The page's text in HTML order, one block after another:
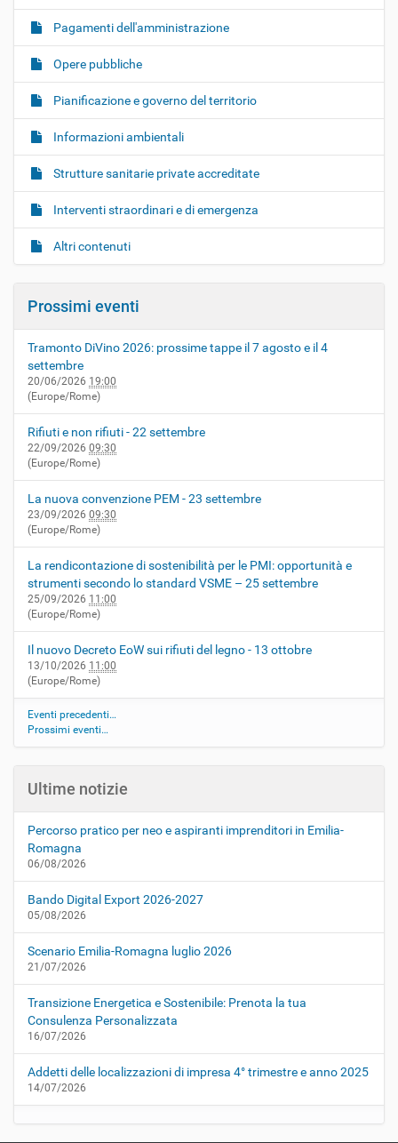
Pagamenti dell'amministrazione
Opere pubbliche
Pianificazione e governo del territorio
Informazioni ambientali
Strutture sanitarie private accreditate
Interventi straordinari e di emergenza
Altri contenuti
Prossimi eventi
Tramonto DiVino 2026: prossime tappe il 7 agosto e il 4
settembre
20/06/2026 19:00
(Europe/Rome)
Rifiuti e non rifiuti - 22 settembre
22/09/2026 09:30
(Europe/Rome)
La nuova convenzione PEM - 23 settembre
23/09/2026 09:30
(Europe/Rome)
La rendicontazione di sostenibilità per le PMI: opportunità e
strumenti secondo lo standard VSME – 25 settembre
25/09/2026 11:00
(Europe/Rome)
Il nuovo Decreto EoW sui rifiuti del legno - 13 ottobre
13/10/2026 11:00
(Europe/Rome)
Eventi precedenti…
Prossimi eventi…
Ultime notizie
Percorso pratico per neo e aspiranti imprenditori in Emilia-
Romagna
06/08/2026
Bando Digital Export 2026-2027
05/08/2026
Scenario Emilia-Romagna luglio 2026
21/07/2026
Transizione Energetica e Sostenibile: Prenota la tua
Consulenza Personalizzata
16/07/2026
Addetti delle localizzazioni di impresa 4° trimestre e anno 2025
14/07/2026